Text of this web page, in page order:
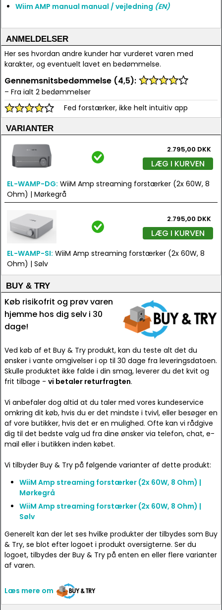
Wiim AMP manual manual / vejledning (EN)
ANMELDELSER
Her ses hvordan andre kunder har vurderet varen med
karakter, og eventuelt lavet en bedømmelse.
Gennemsnitsbedømmelse (4,5):
– Fra ialt 2 bedømmelser
Fed forstærker, ikke helt intuitiv app
VARIANTER
2.795,00 DKK
LÆG I KURVEN
EL-WAMP-DG: WiiM Amp streaming forstærker (2x 60W, 8
Ohm) | Mørkegrå
2.795,00 DKK
LÆG I KURVEN
EL-WAMP-SI: WiiM Amp streaming forstærker (2x 60W, 8
Ohm) | Sølv
BUY & TRY
Køb risikofrit og prøv varen
hjemme hos dig selv i 30
dage!
Ved køb af et Buy & Try produkt, kan du teste alt det du
ønsker i vante omgivelser i op til 30 dage fra leveringsdatoen.
Skulle produktet ikke falde i din smag, leverer du det kvit og
frit tilbage - vi betaler returfragten.
Vi anbefaler dog altid at du taler med vores kundeservice
omkring dit køb, hvis du er det mindste i tvivl, eller besøger en
af vore butikker, hvis det er en mulighed. Ofte kan vi rådgive
dig til det bedste valg ud fra dine ønsker via telefon, chat, e-
mail eller i butikken inden købet.
Vi tilbyder Buy & Try på følgende varianter af dette produkt:
WiiM Amp streaming forstærker (2x 60W, 8 Ohm) |
Mørkegrå
WiiM Amp streaming forstærker (2x 60W, 8 Ohm) |
Sølv
Generelt kan der let ses hvilke produkter der tilbydes som Buy
& Try, se blot efter logoet i produkt oversigterne. Ser du
logoet, tilbydes der Buy & Try på enten en eller flere varianter
af varen.
Læs mere om